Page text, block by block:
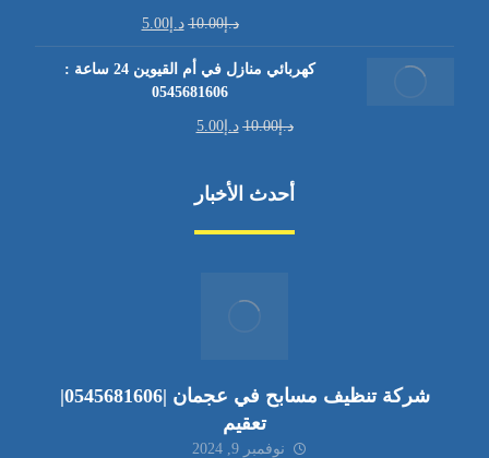
د.إ10.00 د.إ5.00
كهربائي منازل في أم القيوين 24 ساعة :
0545681606
د.إ10.00 د.إ5.00
أحدث الأخبار
شركة تنظيف مسابح في عجمان |0545681606|
تعقيم
نوفمبر 9, 2024